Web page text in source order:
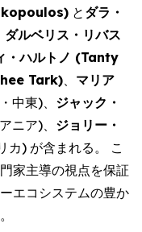
) と ダラ・
ダルベリス・リバス
・ハルトノ (Tanty
Tark)、 マリア
中東)、 ジャック・
ニア)、 ジョリー・
カ) が含まれる。 こ
家主導の視点を保証
エコシステムの豊か